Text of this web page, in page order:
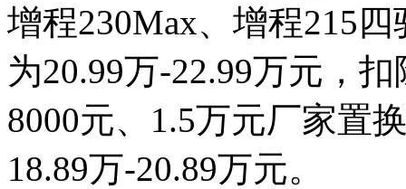
增程230Max、增程215
为20.99万-22.99万元，
8000元、1.5万元厂家置
18.89万-20.89万元。